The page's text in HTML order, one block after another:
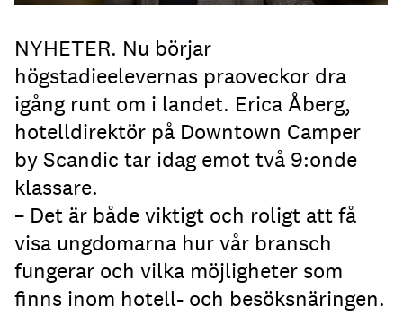
NYHETER. Nu börjar
högstadieelevernas praoveckor dra
igång runt om i landet. Erica Åberg,
hotelldirektör på Downtown Camper
by Scandic tar idag emot två 9:onde
klassare.
– Det är både viktigt och roligt att få
visa ungdomarna hur vår bransch
fungerar och vilka möjligheter som
finns inom hotell- och besöksnäringen.